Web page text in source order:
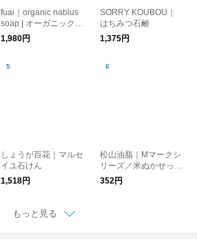
fuai｜organic nablus
soap | オーガニックナ
ブルス石鹸
1,980円
SORRY KOUBOU｜
はちみつ石鹸
1,375円
しょうが百花｜マルセ
イユ石けん
1,518円
松山油脂｜Mマークシ
リーズ／米ぬかせっけ
ん
352円
もっと見る